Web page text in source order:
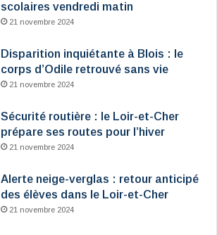
scolaires vendredi matin
21 novembre 2024
Disparition inquiétante à Blois : le
corps d’Odile retrouvé sans vie
21 novembre 2024
Sécurité routière : le Loir-et-Cher
prépare ses routes pour l’hiver
21 novembre 2024
Alerte neige-verglas : retour anticipé
des élèves dans le Loir-et-Cher
21 novembre 2024